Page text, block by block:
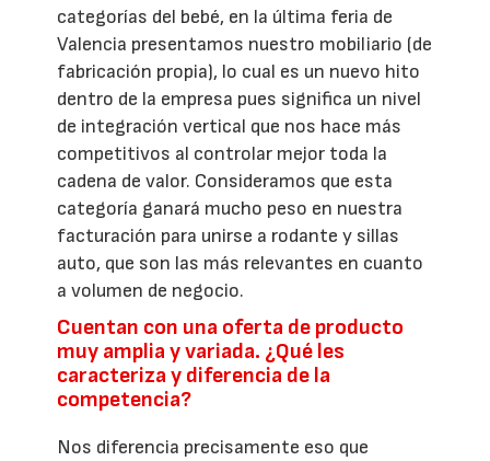
categorías del bebé, en la última feria de
Valencia presentamos nuestro mobiliario (de
fabricación propia), lo cual es un nuevo hito
dentro de la empresa pues significa un nivel
de integración vertical que nos hace más
competitivos al controlar mejor toda la
cadena de valor. Consideramos que esta
categoría ganará mucho peso en nuestra
facturación para unirse a rodante y sillas
auto, que son las más relevantes en cuanto
a volumen de negocio.
Cuentan con una oferta de producto
muy amplia y variada. ¿Qué les
caracteriza y diferencia de la
competencia?
Nos diferencia precisamente eso que